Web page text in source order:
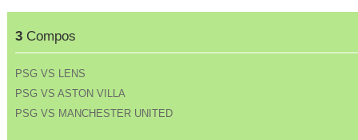
3Compos
PSG VS LENS
PSG VS ASTON VILLA
PSG VS MANCHESTER UNITED